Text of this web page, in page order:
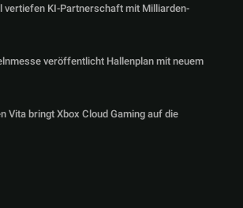
KI-Partnerschaft mit Milliarden-
veröffentlicht Hallenplan mit neuem
Vita bringt Xbox Cloud Gaming auf die